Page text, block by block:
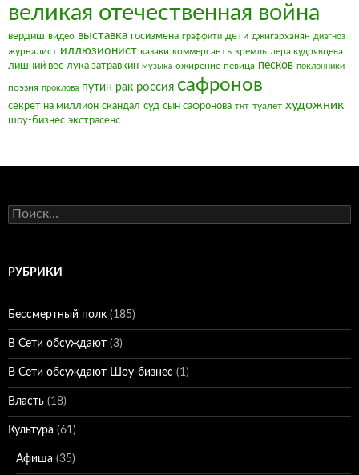
великая отечественная война
вердиш видео выставка госизмена граффити дети джигарханян диагноз
журналист иллюзионист казаки коммерсантъ кремль лера кудрявцева
лишний вес лука затравкин музыка ожирение певица песков поклонники
поэзия проклова путин рак россия сафронов
секрет на миллион скандал суд сын сафронова тнт туалет художник
шоу-бизнес экстрасенс
Найти:
РУБРИКИ
Бессмертный полк (185)
В Сети обсуждают (3)
В Сети обсуждают Шоу-бизнес (1)
Власть (18)
Культура (61)
Афиша (35)